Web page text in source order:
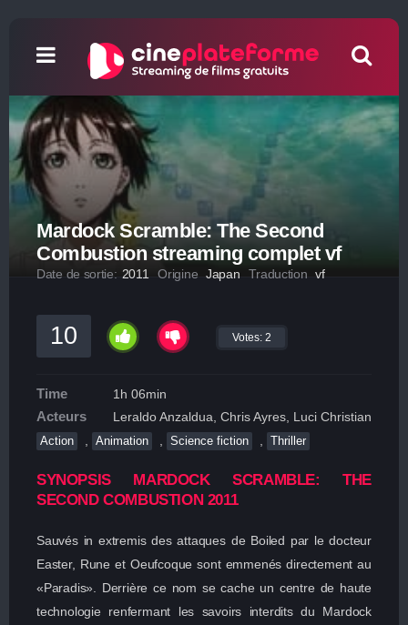
Mardock Scramble: The Second
Combustion streaming complet vf
Date de sortie: 2011 Origine Japan Traduction vf
10 Votes: 2
Time 1h 06min
Acteurs Leraldo Anzaldua, Chris Ayres, Luci Christian
Action Animation Science fiction Thriller
SYNOPSIS MARDOCK SCRAMBLE: THE
SECOND COMBUSTION 2011
Sauvés in extremis des attaques de Boiled par le docteur
Easter, Rune et Oeufcoque sont emmenés directement au
«Paradis». Derrière ce nom se cache un centre de haute
technologie renfermant les savoirs interdits du Mardock